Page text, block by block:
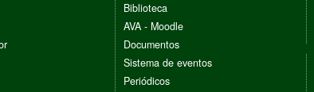
Biblioteca
AVA - Moodle
Documentos
Sistema de eventos
Periódicos